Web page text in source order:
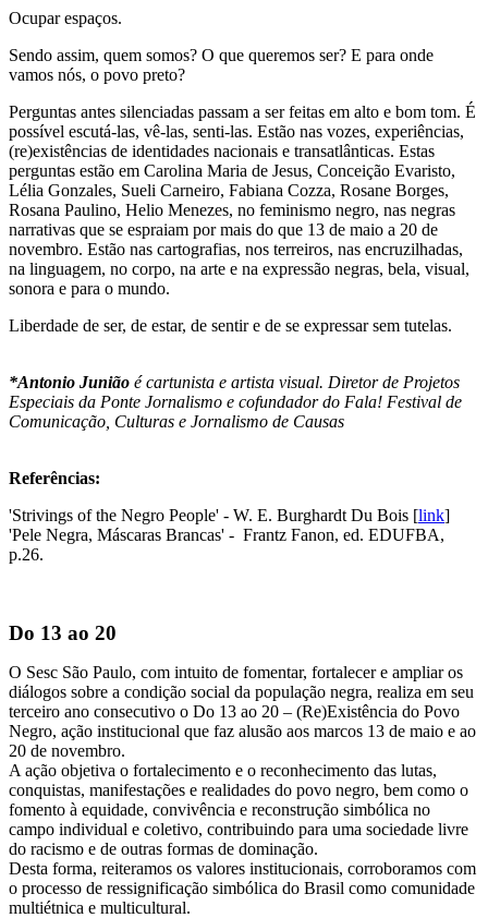
Ocupar espaços.
Sendo assim, quem somos? O que queremos ser? E para onde
vamos nós, o povo preto?
Perguntas antes silenciadas passam a ser feitas em alto e bom tom. É
possível escutá-las, vê-las, senti-las. Estão nas vozes, experiências,
(re)existências de identidades nacionais e transatlânticas. Estas
perguntas estão em Carolina Maria de Jesus, Conceição Evaristo,
Lélia Gonzales, Sueli Carneiro, Fabiana Cozza, Rosane Borges,
Rosana Paulino, Helio Menezes, no feminismo negro, nas negras
narrativas que se espraiam por mais do que 13 de maio a 20 de
novembro. Estão nas cartografias, nos terreiros, nas encruzilhadas,
na linguagem, no corpo, na arte e na expressão negras, bela, visual,
sonora e para o mundo.
Liberdade de ser, de estar, de sentir e de se expressar sem tutelas.
*Antonio Junião é cartunista e artista visual. Diretor de Projetos
Especiais da Ponte Jornalismo e cofundador do Fala! Festival de
Comunicação, Culturas e Jornalismo de Causas
Referências:
'Strivings of the Negro People' - W. E. Burghardt Du Bois [link]
'Pele Negra, Máscaras Brancas' - Frantz Fanon, ed. EDUFBA,
p.26.
Do 13 ao 20
O Sesc São Paulo, com intuito de fomentar, fortalecer e ampliar os
diálogos sobre a condição social da população negra, realiza em seu
terceiro ano consecutivo o Do 13 ao 20 – (Re)Existência do Povo
Negro, ação institucional que faz alusão aos marcos 13 de maio e ao
20 de novembro.
A ação objetiva o fortalecimento e o reconhecimento das lutas,
conquistas, manifestações e realidades do povo negro, bem como o
fomento à equidade, convivência e reconstrução simbólica no
campo individual e coletivo, contribuindo para uma sociedade livre
do racismo e de outras formas de dominação.
Desta forma, reiteramos os valores institucionais, corroboramos com
o processo de ressignificação simbólica do Brasil como comunidade
multiétnica e multicultural.